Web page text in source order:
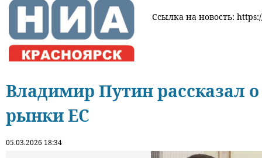
Ссылка на новость:
Владимир Путин рассказал о
рынки ЕС
05.03.2026 18:34